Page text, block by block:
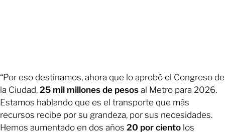
“Por eso destinamos, ahora que lo aprobó el Congreso de
la Ciudad, 25 mil millones de pesos al Metro para 2026.
Estamos hablando que es el transporte que más
recursos recibe por su grandeza, por sus necesidades.
Hemos aumentado en dos años 20 por ciento los